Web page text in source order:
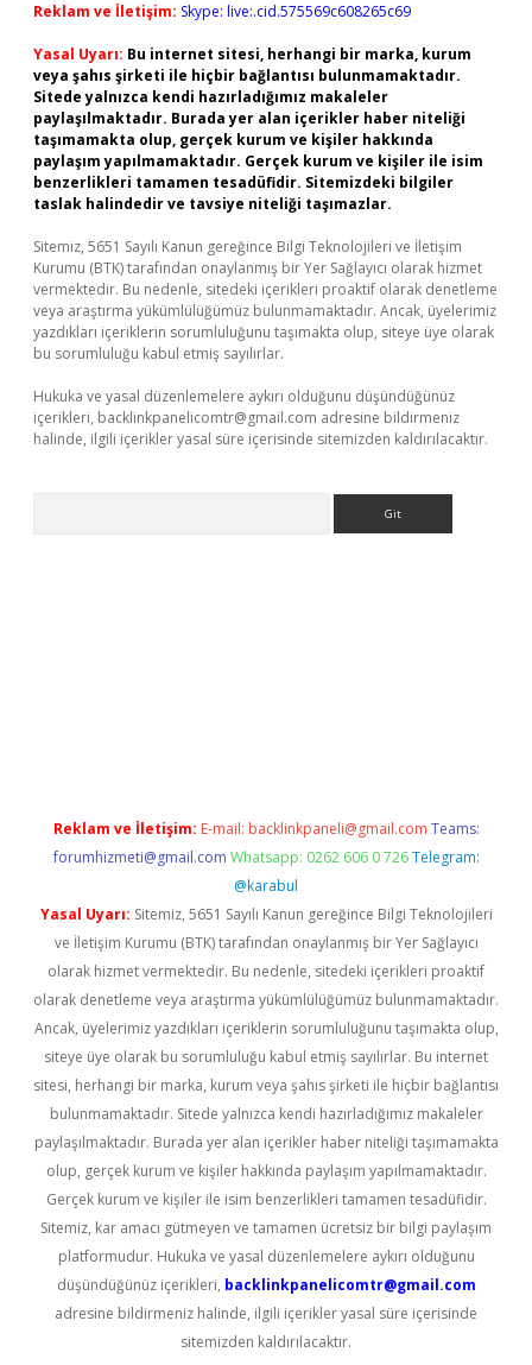
Reklam ve İletişim: Skype: live:.cid.575569c608265c69
Yasal Uyarı: Bu internet sitesi, herhangi bir marka, kurum
veya şahıs şirketi ile hiçbir bağlantısı bulunmamaktadır.
Sitede yalnızca kendi hazırladığımız makaleler
paylaşılmaktadır. Burada yer alan içerikler haber niteliği
taşımamakta olup, gerçek kurum ve kişiler hakkında
paylaşım yapılmamaktadır. Gerçek kurum ve kişiler ile isim
benzerlikleri tamamen tesadüfidir. Sitemizdeki bilgiler
taslak halindedir ve tavsiye niteliği taşımazlar.
Sitemiz, 5651 Sayılı Kanun gereğince Bilgi Teknolojileri ve İletişim
Kurumu (BTK) tarafından onaylanmış bir Yer Sağlayıcı olarak hizmet
vermektedir. Bu nedenle, sitedeki içerikleri proaktif olarak denetleme
veya araştırma yükümlülüğümüz bulunmamaktadır. Ancak, üyelerimiz
yazdıkları içeriklerin sorumluluğunu taşımakta olup, siteye üye olarak
bu sorumluluğu kabul etmiş sayılırlar.
Hukuka ve yasal düzenlemelere aykırı olduğunu düşündüğünüz
içerikleri, backlinkpanelicomtr@gmail.com adresine bildirmeniz
halinde, ilgili içerikler yasal süre içerisinde sitemizden kaldırılacaktır.
Reklam ve İletişim: E-mail: backlinkpaneli@gmail.com Teams:
forumhizmeti@gmail.com Whatsapp: 0262 606 0 726 Telegram:
@karabul
Yasal Uyarı: Sitemiz, 5651 Sayılı Kanun gereğince Bilgi Teknolojileri
ve İletişim Kurumu (BTK) tarafından onaylanmış bir Yer Sağlayıcı
olarak hizmet vermektedir. Bu nedenle, sitedeki içerikleri proaktif
olarak denetleme veya araştırma yükümlülüğümüz bulunmamaktadır.
Ancak, üyelerimiz yazdıkları içeriklerin sorumluluğunu taşımakta olup,
siteye üye olarak bu sorumluluğu kabul etmiş sayılırlar. Bu internet
sitesi, herhangi bir marka, kurum veya şahıs şirketi ile hiçbir bağlantısı
bulunmamaktadır. Sitede yalnızca kendi hazırladığımız makaleler
paylaşılmaktadır. Burada yer alan içerikler haber niteliği taşımamakta
olup, gerçek kurum ve kişiler hakkında paylaşım yapılmamaktadır.
Gerçek kurum ve kişiler ile isim benzerlikleri tamamen tesadüfidir.
Sitemiz, kar amacı gütmeyen ve tamamen ücretsiz bir bilgi paylaşım
platformudur. Hukuka ve yasal düzenlemelere aykırı olduğunu
düşündüğünüz içerikleri, backlinkpanelicomtr@gmail.com
adresine bildirmeniz halinde, ilgili içerikler yasal süre içerisinde
sitemizden kaldırılacaktır.